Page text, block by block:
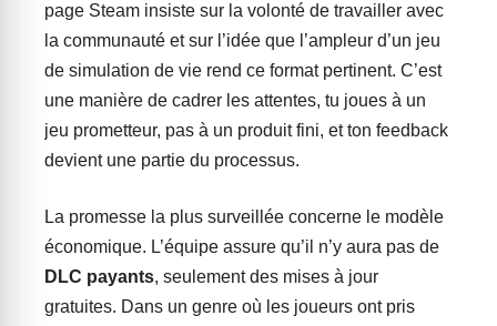
page Steam insiste sur la volonté de travailler avec
la communauté et sur l’idée que l’ampleur d’un jeu
de simulation de vie rend ce format pertinent. C’est
une manière de cadrer les attentes, tu joues à un
jeu prometteur, pas à un produit fini, et ton feedback
devient une partie du processus.
La promesse la plus surveillée concerne le modèle
économique. L’équipe assure qu’il n’y aura pas de
DLC payants, seulement des mises à jour
gratuites. Dans un genre où les joueurs ont pris